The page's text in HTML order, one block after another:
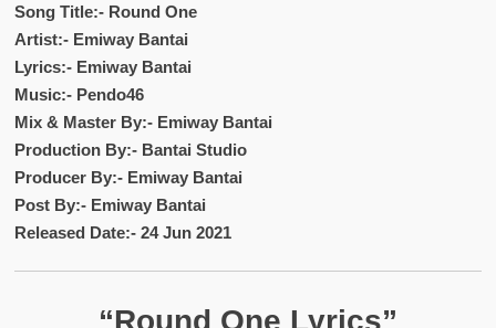
Song Title:- Round One
Artist:- Emiway Bantai
Lyrics:- Emiway Bantai
Music:- Pendo46
Mix & Master By:- Emiway Bantai
Production By:- Bantai Studio
Producer By:- Emiway Bantai
Post By:- Emiway Bantai
Released Date:- 24 Jun 2021